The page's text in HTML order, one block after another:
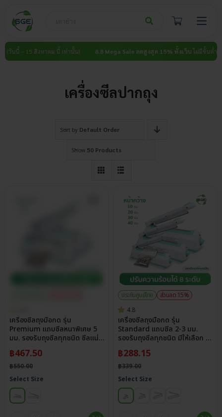
content
นี้ – 15 สิงหาคม นี้ เท่านั้น) 8.8 Mega Sale ลดสูงสุด 15% ทั้งเว็บไม่มีขั้นต่ำ (วันนี้
เครื่องซีลปากถุง
Sort by Default Order
Show 50 Products
เครื่องซีลถุงมือกด รุ่น
Premium แถบซีลหนาพิเศษ 5
มม. รองรับถุงซีลทุกชนิด ซีลแน่น
฿467.50
฿550.00
Select Size
ประกันศูนย์ไทย
ส่วนลด 15%
4.8
เครื่องซีลถุงมือกด รุ่น
Standard แถบซีล 2-3 มม.
รองรับถุงซีลทุกชนิด มีให้เลือก 4
฿288.15
฿339.00
Select Size